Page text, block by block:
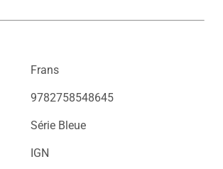
Frans
9782758548645
Série Bleue
IGN